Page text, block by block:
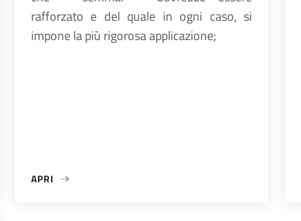
rafforzato e del quale in ogni caso, si
impone la più rigorosa applicazione;
APRI
«I M P O R T A N T E»